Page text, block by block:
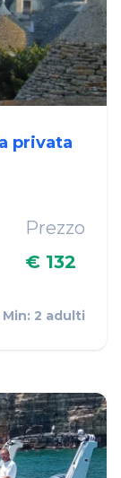
privata
Prezzo
€ 132
2 adulti